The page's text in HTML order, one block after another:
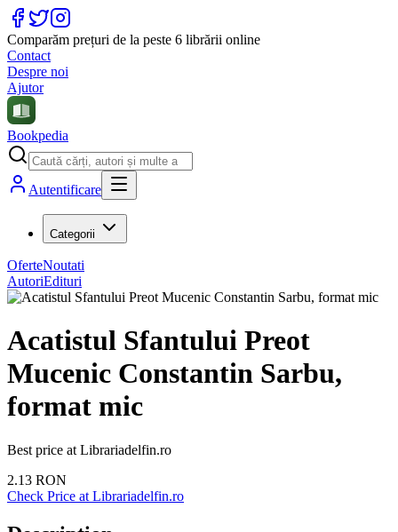
Comparăm prețuri de la peste 6 librării online
Contact
Despre noi
Ajutor
Bookpedia
Autentificare
Categorii
OferteNoutati
AutoriEdituri
Acatistul Sfantului Preot
Mucenic Constantin Sarbu,
format mic
Best price at Librariadelfin.ro
2.13 RON
Check Price at Librariadelfin.ro